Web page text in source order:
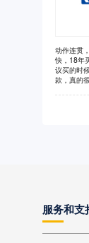
动作连贯
快，18年
议买的时
款，真的
服务和支